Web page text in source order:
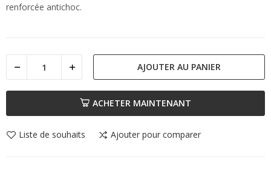
renforcée antichoc.
AJOUTER AU PANIER
ACHETER MAINTENANT
Liste de souhaits Ajouter pour comparer